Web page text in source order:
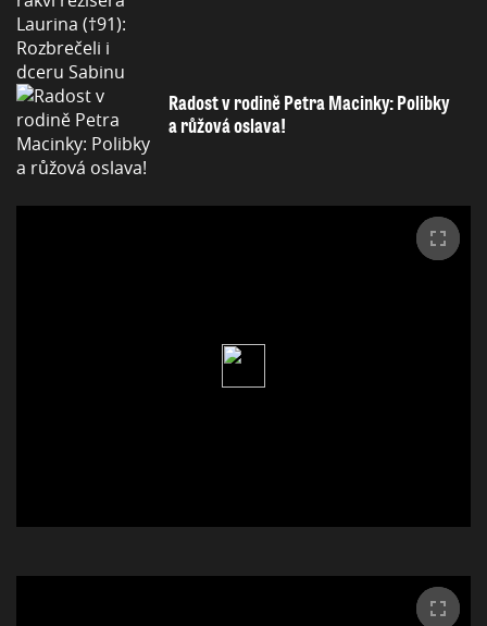
Radost v rodině Petra Macinky: Polibky
a růžová oslava!